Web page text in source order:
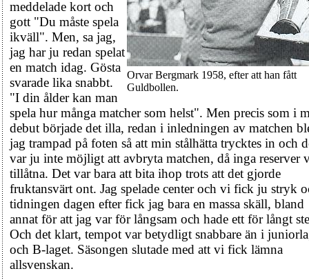
Orvar Bergmark 1958, efter att han fått
Guldbollen.
meddelade kort och
gott "Du måste spela
ikväll". Men, sa jag,
jag har ju redan spelat
en match idag. Gösta
svarade lika snabbt.
"I din ålder kan man
spela hur många matcher som helst". Men precis som i
debut började det illa, redan i inledningen av matchen
jag trampad på foten så att min stålhätta trycktes in och
var ju inte möjligt att avbryta matchen, då inga reserver
tillåtna. Det var bara att bita ihop trots att det gjorde
fruktansvärt ont. Jag spelade center och vi fick ju stryk
tidningen dagen efter fick jag bara en massa skäll, bland
annat för att jag var för långsam och hade ett för långt
Och det klart, tempot var betydligt snabbare än i
och B-laget. Säsongen slutade med att vi fick lämna
allsvenskan.